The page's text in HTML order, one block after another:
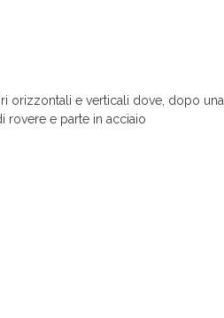
orizzontali e verticali dove, dopo una
rovere e parte in acciaio